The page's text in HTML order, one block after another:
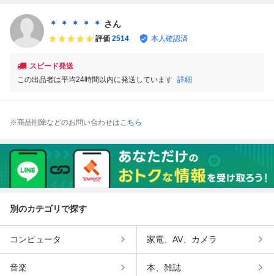
＊ ＊ ＊ ＊ ＊ さん
評価 2514 本人確認済
スピード発送
この出品者は平均24時間以内に発送しています 詳細
※商品削除などのお問い合わせはこちら
別のカテゴリで探す
コンピュータ 家電、AV、カメラ
音楽 本、雑誌